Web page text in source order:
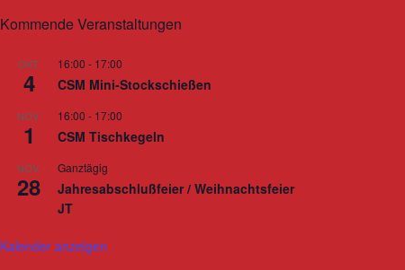
Kommende Veranstaltungen
OKT.
4
16:00 - 17:00
CSM Mini-Stockschießen
NOV.
1
16:00 - 17:00
CSM Tischkegeln
NOV.
28
Ganztägig
Jahresabschlußfeier / Weihnachtsfeier
JT
Kalender anzeigen